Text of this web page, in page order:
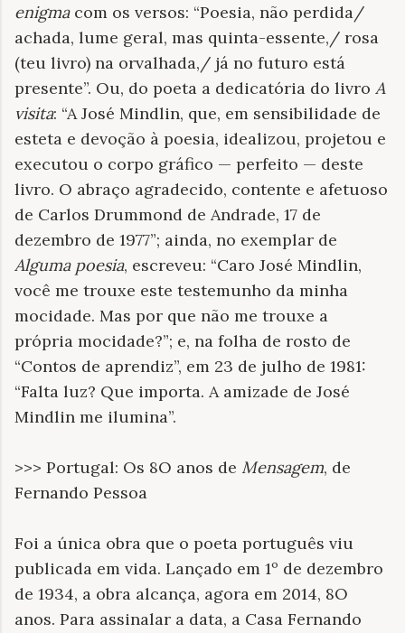
enigmacom os versos: “Poesia, não perdida/
achada, lume geral, mas quinta-essente,/ rosa
(teu livro) na orvalhada,/ já no futuro está
presente”. Ou, do poeta a dedicatória do livro A
visita: “A José Mindlin, que, em sensibilidade de
esteta e devoção à poesia, idealizou, projetou e
executou o corpo gráfico — perfeito — deste
livro. O abraço agradecido, contente e afetuoso
de Carlos Drummond de Andrade, 17 de
dezembro de 1977”; ainda, no exemplar de
Alguma poesia, escreveu: “Caro José Mindlin,
você me trouxe este testemunho da minha
mocidade. Mas por que não me trouxe a
própria mocidade?”; e, na folha de rosto de
“Contos de aprendiz”, em 23 de julho de 1981:
“Falta luz? Que importa. A amizade de José
Mindlin me ilumina”.
>>> Portugal: Os 8O anos de Mensagem, de
Fernando Pessoa
Foi a única obra que o poeta português viu
publicada em vida. Lançado em 1º de dezembro
de 1934, a obra alcança, agora em 2014, 8O
anos. Para assinalar a data, a Casa Fernando